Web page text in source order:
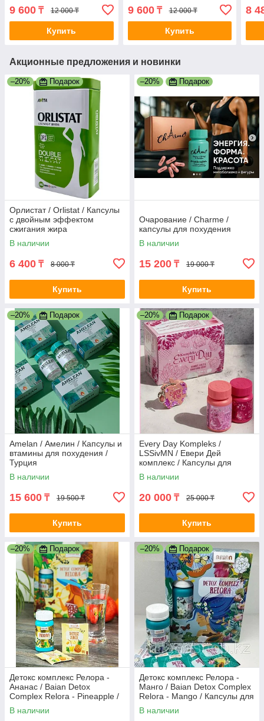
9 600 ₸ 12 000 ₸
Купить
9 600₸ 12 000 ₸
Купить
8
Акционные предложения и новинки
–20% Подарок
Орлистат / Orlistat / Капсулы
с двойным эффектом
сжигания жира
В наличии
6 400 ₸ 8 000 ₸
Купить
–20% Подарок
Очарование / Charme /
капсулы для похудения
В наличии
15 200 ₸ 19 000 ₸
Купить
–20% Подарок
Amelan / Амелин / Капсулы и
втамины для похудения /
Турция
В наличии
15 600 ₸ 19 500 ₸
Купить
–20% Подарок
Every Day Kompleks /
LSSivMN / Евери Дей
комплекс / Капсулы для
похудения / Индонезия
В наличии
20 000 ₸ 25 000 ₸
Купить
–20% Подарок
Детокс комплекс Релора -
Ананас / Baian Detox
Complex Relora - Pineapple /
Капсулы для похудения /
Оригинал
В наличии
–20% Подарок
Детокс комплекс Релора -
Манго / Baian Detox Complex
Relora - Mango / Капсулы для
похудения / Оригинал
В наличии